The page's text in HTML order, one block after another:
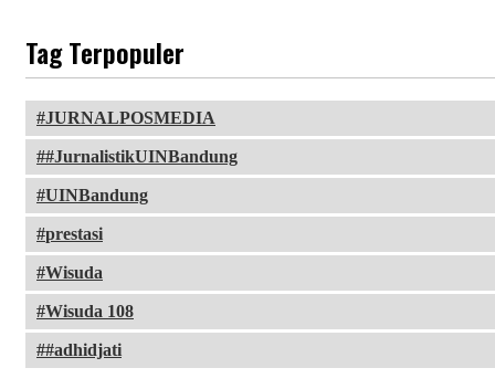
Tag Terpopuler
JURNALPOSMEDIA
#JurnalistikUINBandung
UINBandung
prestasi
Wisuda
Wisuda 108
#adhidjati